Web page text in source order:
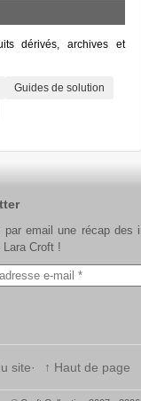
dérivés, archives et
Guides de solution
par email une récap des
Lara Croft !
site ↑ Haut de page